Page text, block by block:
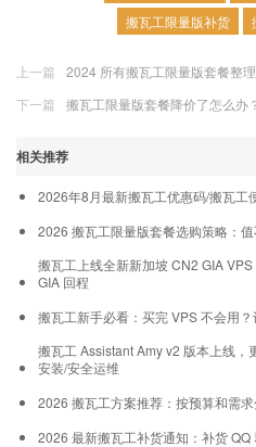
搬瓦工限量版补货
上一篇
2024 所有搬瓦工限量版套餐整
下一篇
搬瓦工限量版套餐降价了怎么办
相关推荐
2026年8月最新搬瓦工优惠码/搬瓦工
2026 搬瓦工限量版套餐选购策略：
搬瓦工上线全新新加坡 CN2 GIA
GIA 回程
搬瓦工新手必看：买完 VPS 不会用
搬瓦工 Assistant Amy v2 版本上线
安装/安全运维
2026 搬瓦工方案推荐：按预算和需
2026 最新搬瓦工补货通知：补货 QQ